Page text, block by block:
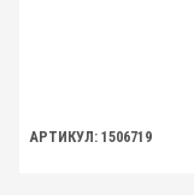
АРТИКУЛ: 1506719